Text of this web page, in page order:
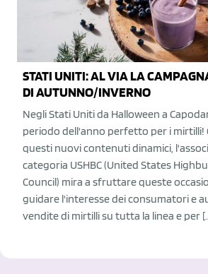
STATI UNITI: AL VIA LA
DI AUTUNNO/INVERNO
Negli Stati Uniti da Halloween a
periodo dell'anno perfetto per i mirtilli!
questi nuovi contenuti dinamici,
categoria USHBC (United States
Council) mira a sfruttare queste
guidare l'interesse dei consumatori e
vendite di mirtilli su tutta la linea e per